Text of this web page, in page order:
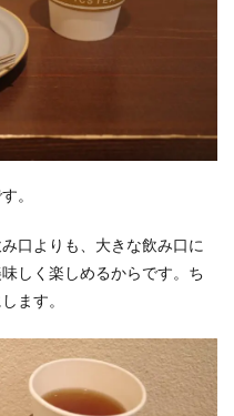
。
口よりも、大きな飲み口に
しく楽しめるからです。ち
ます。